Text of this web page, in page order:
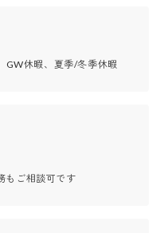
GW休暇、夏季/冬季休暇
もご相談可です